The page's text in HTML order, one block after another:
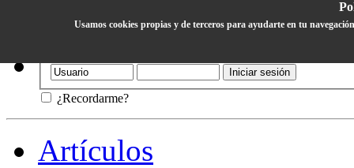
¿Recordarme?
Usamos cookies propias y de terceros para ayudarte en tu
Artículos